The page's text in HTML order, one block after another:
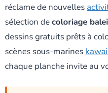
réclame de nouvelles
sélection decoloriage
dessins gratuits prêts à
scènes sous-marines
chaque planche invite au